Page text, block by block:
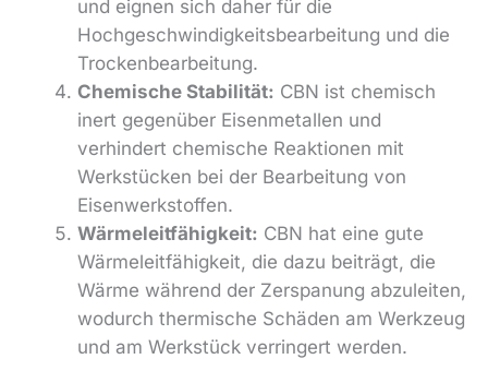
und eignen sich daher für die
Hochgeschwindigkeitsbearbeitung und die
Trockenbearbeitung.
Chemische Stabilität: CBN ist chemisch
inert gegenüber Eisenmetallen und
verhindert chemische Reaktionen mit
Werkstücken bei der Bearbeitung von
Eisenwerkstoffen.
Wärmeleitfähigkeit: CBN hat eine gute
Wärmeleitfähigkeit, die dazu beiträgt, die
Wärme während der Zerspanung abzuleiten,
wodurch thermische Schäden am Werkzeug
und am Werkstück verringert werden.